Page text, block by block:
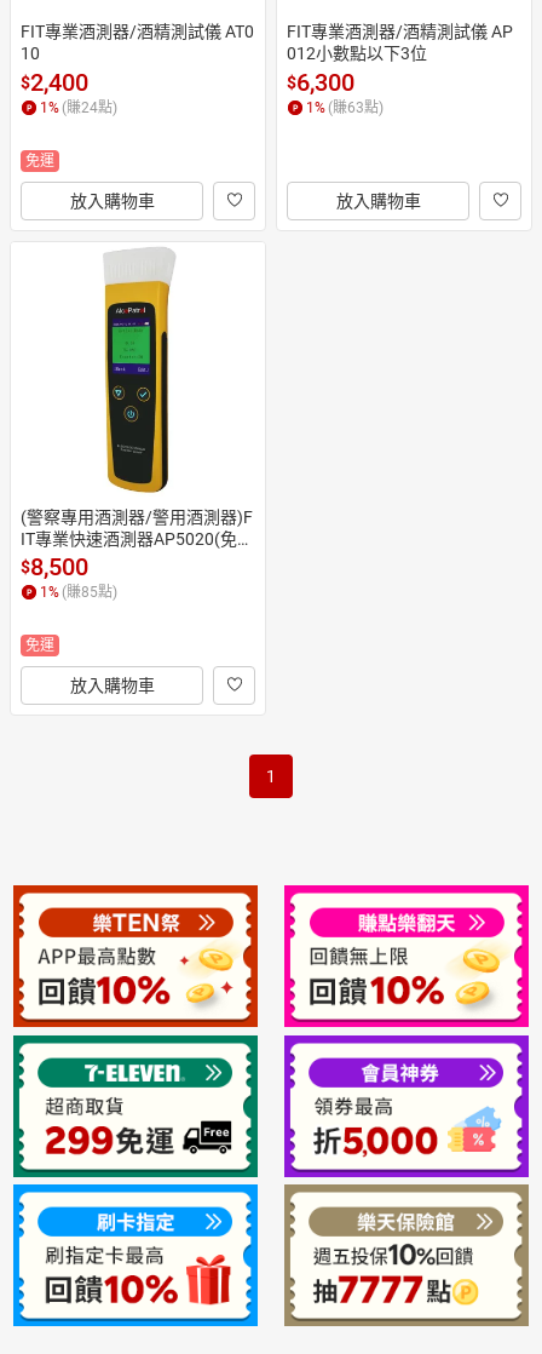
FIT專業酒測器/酒精測試儀 AT0
10
$2,400
1% (賺24點)
免運
放入購物車
FIT專業酒測器/酒精測試儀 AP
012小數點以下3位
$6,300
1% (賺63點)
放入購物車
(警察專用酒測器/警用酒測器)F
IT專業快速酒測器AP5020(免接
觸)
$8,500
1 % (賺85點)
免運
放入購物車
1